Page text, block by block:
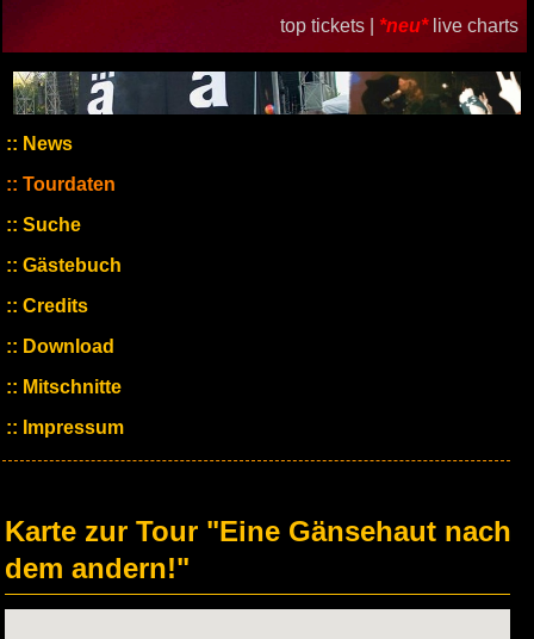
top tickets | *neu* live charts
News
Tourdaten
Suche
Gästebuch
Credits
Download
Mitschnitte
Impressum
Karte zur Tour "Eine Gänsehaut nach
dem andern!"